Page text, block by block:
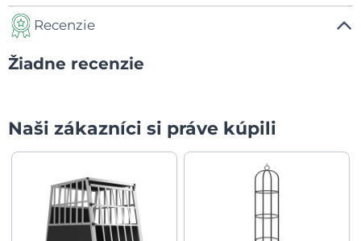
Recenzie
Žiadne recenzie
Naši zákazníci si práve kúpili